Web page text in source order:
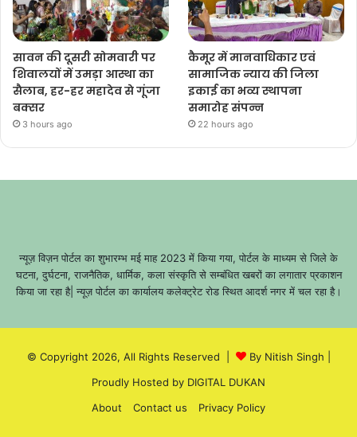
सावन की दूसरी सोमवारी पर
शिवालयों में उमड़ा आस्था का
सैलाब, हर-हर महादेव से गूंजा
बक्सर
3 hours ago
कैमूर में मानवाधिकार एवं
सामाजिक न्याय की जिला
इकाई का भव्य स्थापना
समारोह संपन्न
22 hours ago
न्यूज़ विज़न पोर्टल का शुभारम्भ मई माह 2023 में किया गया, पोर्टल के माध्यम से जिले के
घटना, दुर्घटना, राजनैतिक, धार्मिक, कला संस्कृति से सम्बंधित खबरों का लगातार प्रकाशन
किया जा रहा है| न्यूज़ पोर्टल का कार्यालय कलेक्ट्रेट रोड स्थित आदर्श नगर में चल रहा है।
© Copyright 2026, All Rights Reserved | By Nitish Singh
Proudly Hosted by DIGITAL DUKAN
About
Contact us Privacy Policy